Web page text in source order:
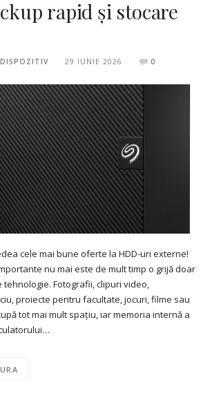
rapid și stocare
DISPOZITIV 29 IUNIE 2026 0
cele mai bune oferte la HDD-uri externe!
nu mai este de mult timp o grijă doar
Fotografii, clipuri video,
proiecte pentru facultate, jocuri, filme sau
tot mai mult spațiu, iar memoria internă a